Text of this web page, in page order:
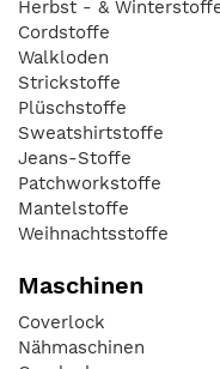
Herbst - &
Cordstoffe
Walkloden
Strickstoffe
Plüschstoffe
Sweatshirtstoffe
Jeans-Stoffe
Patchworkstoffe
Mantelstoffe
Weihnachtsstoffe
Maschinen
Coverlock
Nähmaschinen